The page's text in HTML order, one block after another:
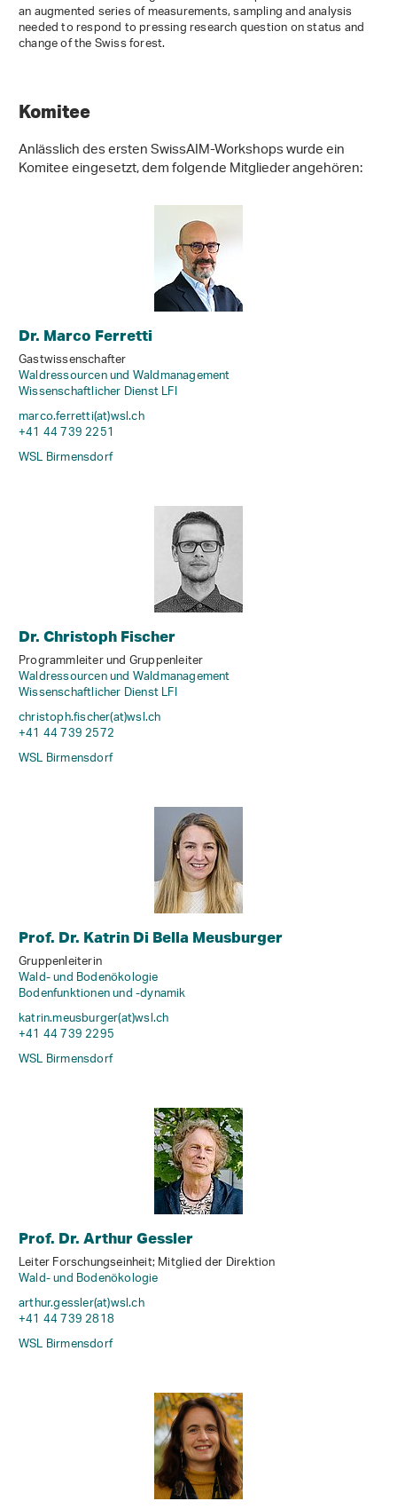
an augmented series of measurements, sampling and analysis
needed to respond to pressing research question on status and
change of the Swiss forest.
Komitee
Anlässlich des ersten SwissAIM-Workshops wurde ein
Komitee eingesetzt, dem folgende Mitglieder angehören:
Dr. Marco Ferretti
Gastwissenschafter
Waldressourcen und Waldmanagement
Wissenschaftlicher Dienst LFI
marco.ferretti(at)wsl.ch
+41 44 739 2251
WSL Birmensdorf
Dr. Christoph Fischer
Programmleiter und Gruppenleiter
Waldressourcen und Waldmanagement
Wissenschaftlicher Dienst LFI
christoph.fischer(at)wsl.ch
+41 44 739 2572
WSL Birmensdorf
Prof. Dr. Katrin Di Bella Meusburger
Gruppenleiterin
Wald- und Bodenökologie
Bodenfunktionen und -dynamik
katrin.meusburger(at)wsl.ch
+41 44 739 2295
WSL Birmensdorf
Prof. Dr. Arthur Gessler
Leiter Forschungseinheit; Mitglied der Direktion
Wald- und Bodenökologie
arthur.gessler(at)wsl.ch
+41 44 739 2818
WSL Birmensdorf